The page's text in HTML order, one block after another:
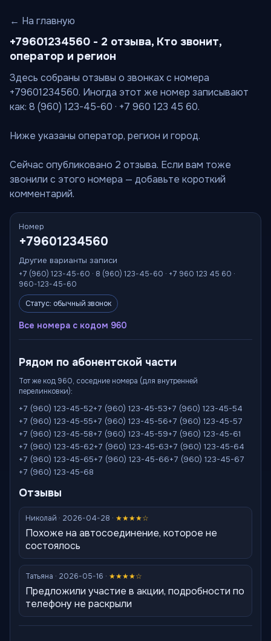
← На главную
+79601234560 - 2 отзыва, Кто звонит,
оператор и регион
Здесь собраны отзывы о звонках с номера
+79601234560. Иногда этот же номер записывают
как: 8 (960) 123-45-60 · +7 960 123 45 60.
Ниже указаны оператор, регион и город.
Сейчас опубликовано 2 отзыва. Если вам тоже
звонили с этого номера — добавьте короткий
комментарий.
Номер
+79601234560
Другие варианты записи
+7 (960) 123-45-60 · 8 (960) 123-45-60 · +7 960 123 45 60 ·
960-123-45-60
Статус: обычный звонок
Все номера с кодом 960
Рядом по абонентской части
Тот же код 960, соседние номера (для внутренней
перелинковки):
+7 (960) 123-45-52+7 (960) 123-45-53+7 (960) 123-45-54
+7 (960) 123-45-55+7 (960) 123-45-56+7 (960) 123-45-57
+7 (960) 123-45-58+7 (960) 123-45-59+7 (960) 123-45-61
+7 (960) 123-45-62+7 (960) 123-45-63+7 (960) 123-45-64
+7 (960) 123-45-65+7 (960) 123-45-66+7 (960) 123-45-67
+7 (960) 123-45-68
Отзывы
Николай · 2026-04-28 · ★★★★☆
Похоже на автосоединение, которое не
состоялось
Татьяна · 2026-05-16 · ★★★★☆
Предложили участие в акции, подробности по
телефону не раскрыли